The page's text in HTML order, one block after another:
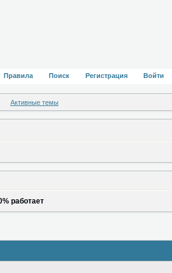
Правила Поиск Регистрация Войти
Активные темы
работает